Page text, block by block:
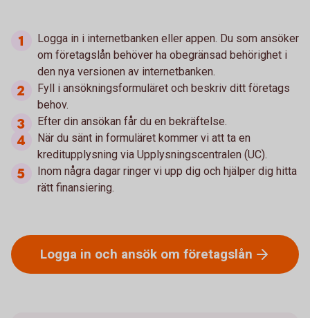
Logga in i internetbanken eller appen. Du som ansöker
om företagslån behöver ha obegränsad behörighet i
den nya versionen av internetbanken.
Fyll i ansökningsformuläret och beskriv ditt företags
behov.
Efter din ansökan får du en bekräftelse.
När du sänt in formuläret kommer vi att ta en
kreditupplysning via Upplysningscentralen (UC).
Inom några dagar ringer vi upp dig och hjälper dig hitta
rätt finansiering.
Logga in och ansök om företagslån